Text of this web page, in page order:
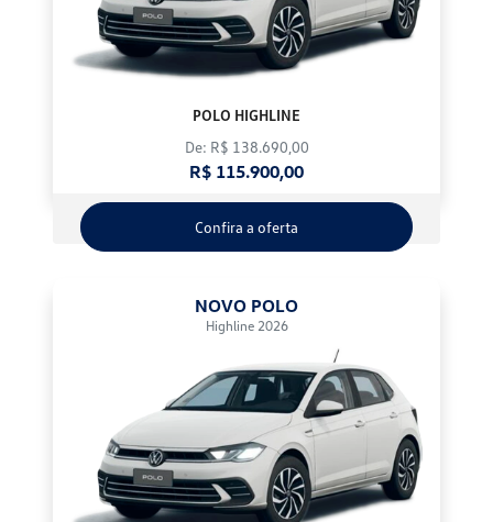
POLO HIGHLINE
De: R$ 138.690,00
R$ 115.900,00
Confira a oferta
NOVO POLO
Highline 2026